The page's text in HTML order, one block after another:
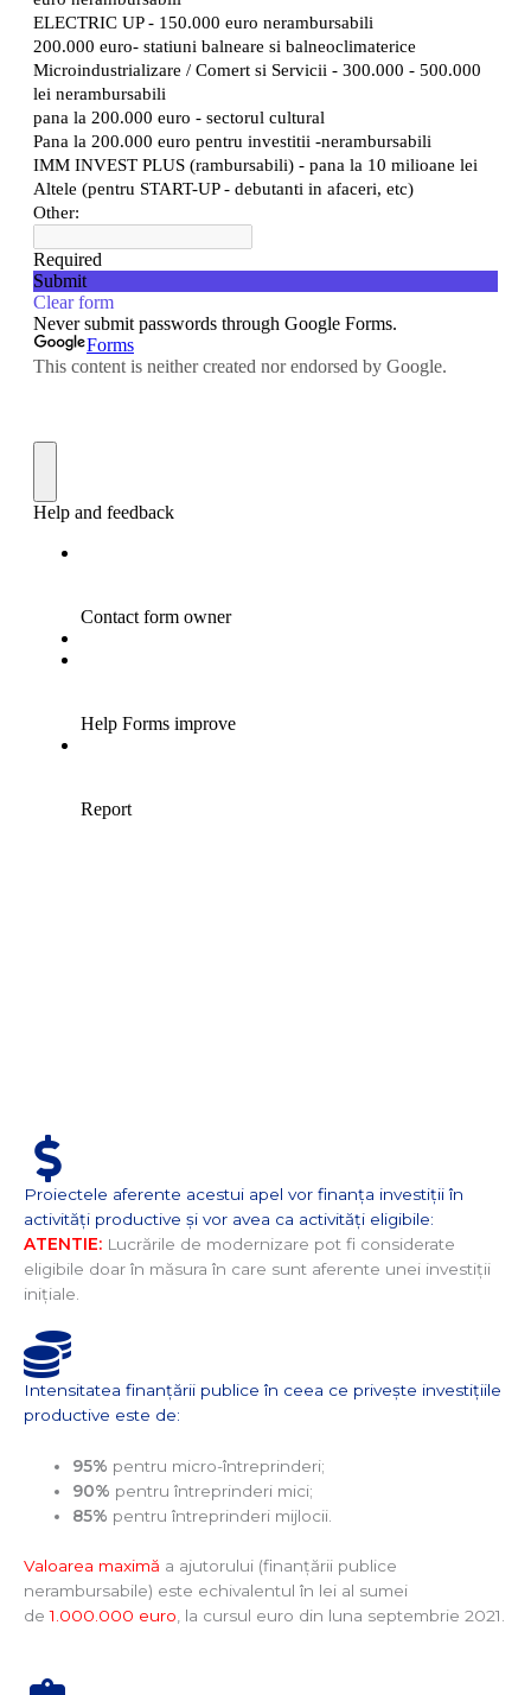
Proiectele aferente acestui apel vor finanța investiții în
activități productive și vor avea ca activități eligibile:​
ATENTIE: Lucrările de modernizare pot fi considerate
eligibile doar în măsura în care sunt aferente unei investiții
inițiale.
Intensitatea finanțării publice în ceea ce privește investițiile
productive este de:
95% pentru micro-întreprinderi;
90% pentru întreprinderi mici;
85% pentru întreprinderi mijlocii.
Valoarea maximă a ajutorului (finanțării publice
nerambursabile) este echivalentul în lei al sumei
de1.000.000 euro , la cursul euro din luna septembrie 2021.